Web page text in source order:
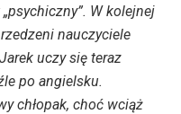
W kolejnej
nauczyciele
uczy się teraz
po angielsku.
chłopak, choć wciąż